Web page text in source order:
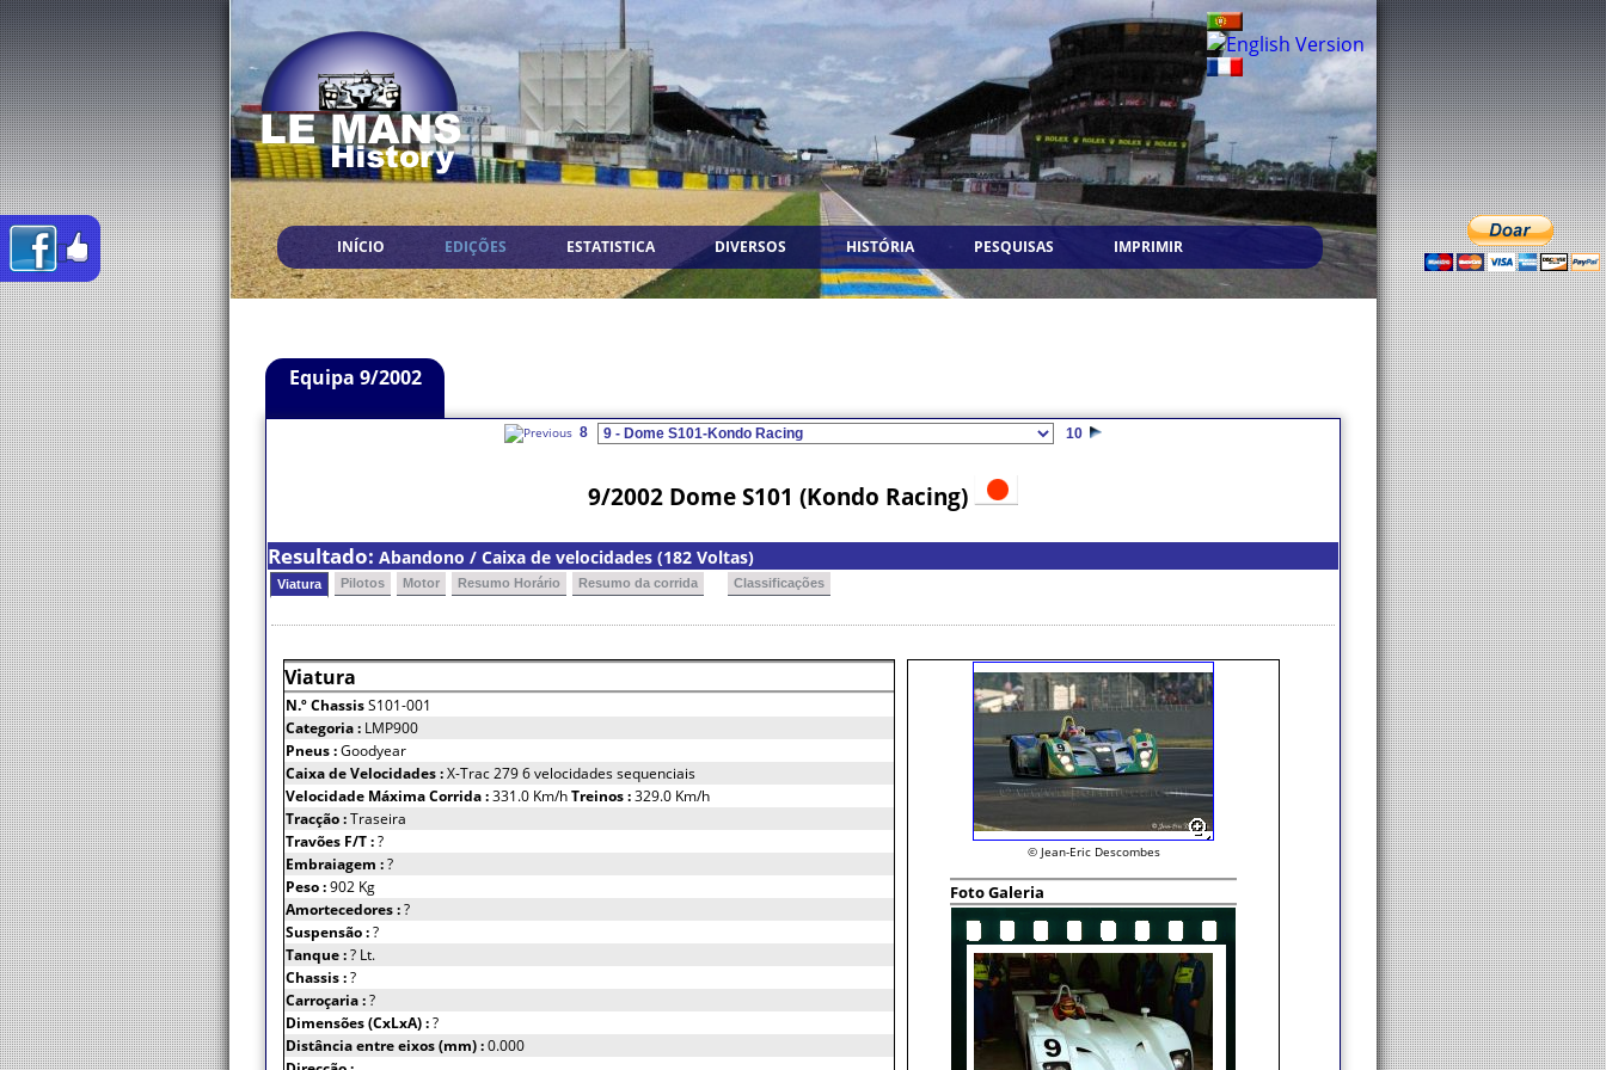
INÍCIO EDIÇÕES ESTATISTICA DIVERSOS HISTÓRIA PESQUISAS IMPRIMIR
Equipa 9/2002
8 10
9/2002 Dome S101 (Kondo Racing)
Resultado: Abandono / Caixa de velocidades (182 Voltas)
Viatura Pilotos Motor Resumo Horário Resumo da corrida Classificações
Viatura
N.º ChassisS101-001
Categoria : LMP900
Pneus :Goodyear
Caixa de Velocidades :X-Trac 279 6 velocidades sequenciais
Velocidade Máxima Corrida :331.0 Km/hTreinos :329.0 Km/h
Tracção :Traseira
Travões F/T :?
Embraiagem :?
Peso :902 Kg
Amortecedores :?
Suspensão :?
Tanque :? Lt.
Chassis :?
Carroçaria :?
Dimensões (CxLxA) :?
Distância entre eixos (mm) :0.000
© Jean-Eric Descombes
Foto Galeria